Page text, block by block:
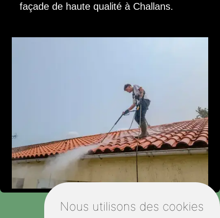
Nous utilisons des cookies
façade de haute qualité à Challans.